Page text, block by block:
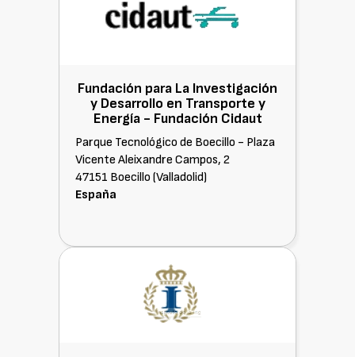
Fundación para La Investigación
y Desarrollo en Transporte y
Energía - Fundación Cidaut
Parque Tecnológico de Boecillo - Plaza
Vicente Aleixandre Campos, 2
47151 Boecillo (Valladolid)
España